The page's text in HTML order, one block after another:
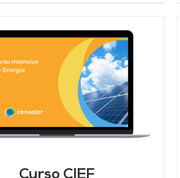
AÑADIR AL CARRITO / DETALLES